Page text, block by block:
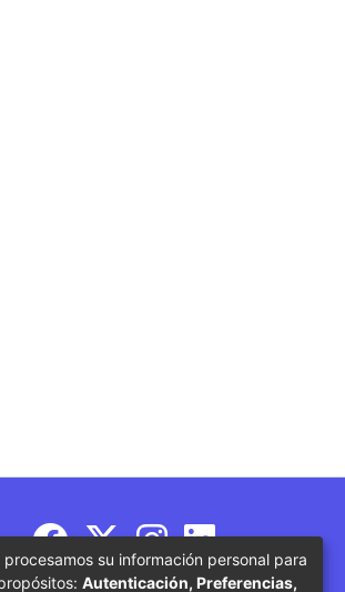
procesamos su información personal para
Autenticación, Preferencias,